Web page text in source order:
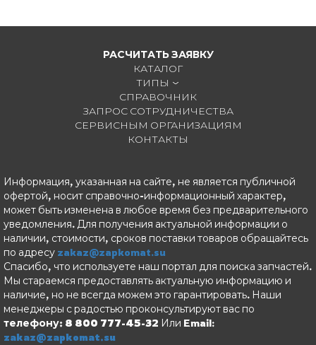
РАСЧИТАТЬ ЗАЯВКУ
КАТАЛОГ
ТИПЫ
СПРАВОЧНИК
ЗАПРОС СОТРУДНИЧЕСТВА
СЕРВИСНЫМ ОРГАНИЗАЦИЯМ
КОНТАКТЫ
Информация, указанная на сайте, не является публичной
офертой, носит справочно-информационный характер,
может быть изменена в любое время без предварительного
уведомления. Для получения актуальной информации о
наличии, стоимости, сроков поставки товаров обращайтесь
по адресу zakaz@zapkomat.su
Спасибо, что используете наш портал для поиска запчастей.
Мы стараемся предоставлять актуальную информацию и
наличие, но не всегда можем это гарантировать. Наши
менеджеры с радостью проконсультируют вас по
телефону: 8 800 777-45-32 Или Email:
zakaz@zapkomat.su